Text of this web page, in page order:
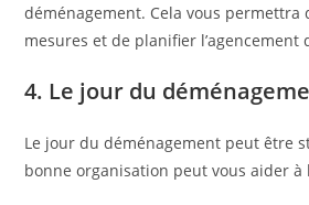
déménagement. Cela vous permettra
mesures et de planifier l’agencement
4. Le jour du
Le jour du déménagement peut être
bonne organisation peut vous aider